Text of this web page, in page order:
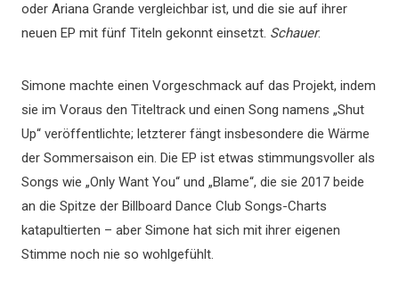
oder Ariana Grande vergleichbar ist, und die sie auf ihrer
neuen EP mit fünf Titeln gekonnt einsetzt. Schauer.
Simone machte einen Vorgeschmack auf das Projekt, indem
sie im Voraus den Titeltrack und einen Song namens „Shut
Up“ veröffentlichte; letzterer fängt insbesondere die Wärme
der Sommersaison ein. Die EP ist etwas stimmungsvoller als
Songs wie „Only Want You“ und „Blame“, die sie 2017 beide
an die Spitze der Billboard Dance Club Songs-Charts
katapultierten – aber Simone hat sich mit ihrer eigenen
Stimme noch nie so wohlgefühlt.